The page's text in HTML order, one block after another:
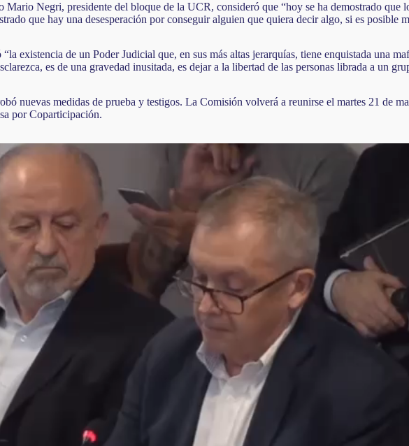
Mario Negri, presidente del bloque de la UCR, consideró que “hoy se ha demostrado que
que hay una desesperación por conseguir alguien que quiera decir algo, si es posible
existencia de un Poder Judicial que, en sus más altas jerarquías, tiene enquistada una
es de una gravedad inusitada, es dejar a la libertad de las personas librada a un
nuevas medidas de prueba y testigos. La Comisión volverá a reunirse el martes 21 de
por Coparticipación.